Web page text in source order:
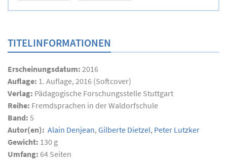
TITELINFORMATIONEN
Erscheinungsdatum: 2016
Auflage: 1. Auflage, 2016 (Softcover)
Verlag: Pädagogische Forschungsstelle Stuttgart
Reihe: Fremdsprachen in der Waldorfschule
Band: 5
Autor(en): Alain Denjean, Gilberte Dietzel, Peter Lutzker
Gewicht: 130 g
Umfang: 64 Seiten